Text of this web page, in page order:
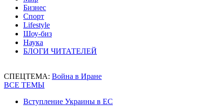
Бизнес
Спорт
Lifestyle
Шоу-биз
Наука
БЛОГИ ЧИТАТЕЛЕЙ
СПЕЦТЕМА: Война в Иране
ВСЕ ТЕМЫ
Вступление Украины в ЕС